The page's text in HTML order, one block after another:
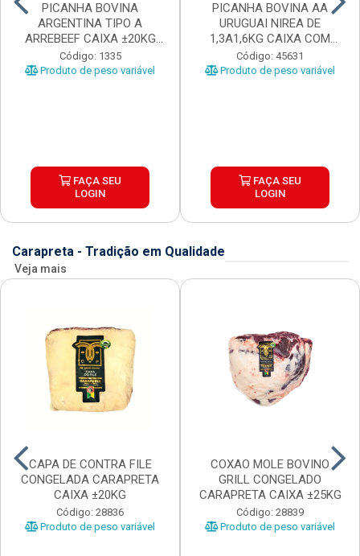
PICANHA BOVINA
ARGENTINA TIPO A
ARREBEEF CAIXA ±20KG
PEÇAS 1...
Código: 1335
Produto de peso variável
FAÇA SEU
LOGIN
PICANHA BOVINA AA
URUGUAI NIREA DE
1,3A1,6KG CAIXA COM
±15KG
Código: 45631
Produto de peso variável
FAÇA SEU
LOGIN
Carapreta - Tradição em Qualidade
Veja mais
CAPA DE CONTRA FILE
CONGELADA CARAPRETA
CAIXA ±20KG
Código: 28836
Produto de peso variável
COXAO MOLE BOVINO
GRILL CONGELADO
CARAPRETA CAIXA ±25KG
Código: 28839
Produto de peso variável